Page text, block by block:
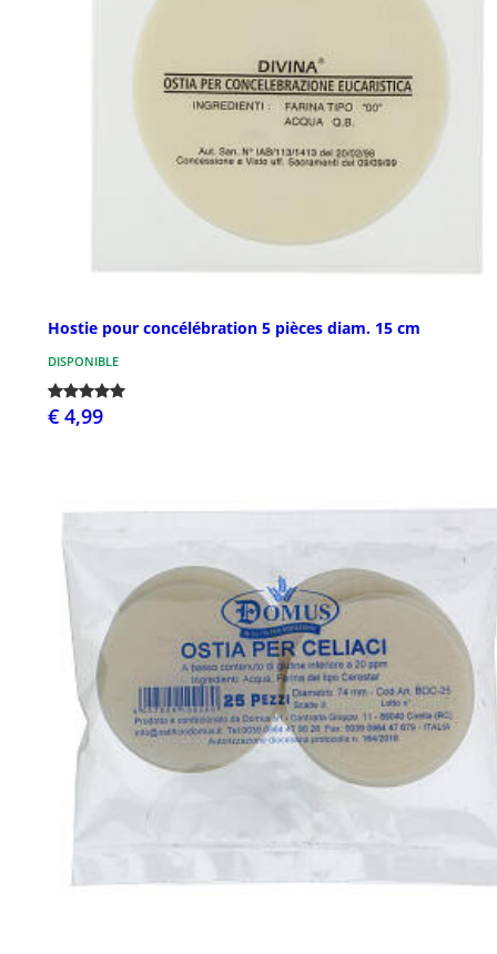
Hostie pour concélébration 5 pièces diam. 15 cm
DISPONIBLE
€ 4,99